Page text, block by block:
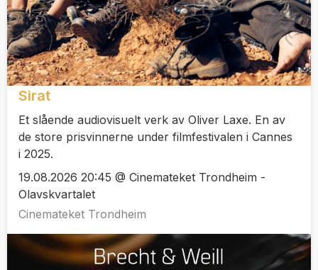
Sirat
Et slående audiovisuelt verk av Oliver Laxe. En av
de store prisvinnerne under filmfestivalen i Cannes
i 2025.
19.08.2026 20:45 @ Cinemateket Trondheim -
Olavskvartalet
Cinemateket Trondheim